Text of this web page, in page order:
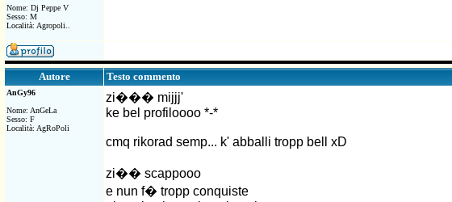
Nome: Dj Peppe V
Sesso: M
Località: Agropoli..
Autore Testo commento
AnGy96
Nome: AnGeLa
Sesso: F
Località: AgRoPoli
zi��� mijjj'
ke bel profiloooo *-*
cmq rikorad semp... k' abballi tropp bell xD
zi�� scappooo
e nun f� tropp conquiste